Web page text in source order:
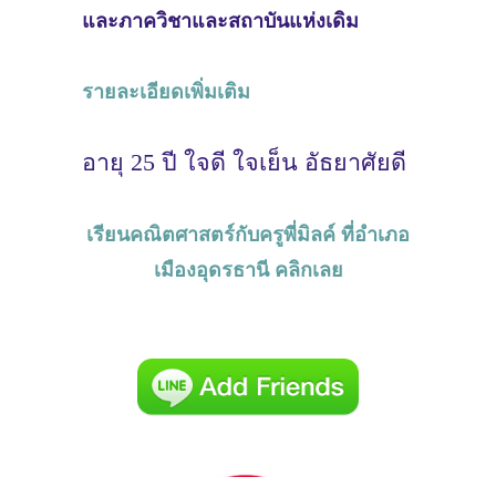
และภาควิชาและสถาบันแห่งเดิม
รายละเอียดเพิ่มเติม
อายุ 25 ปี ใจดี ใจเย็น อัธยาศัยดี
เรียนคณิตศาสตร์กับครูพี่มิลค์ ที่อำเภอ
เมืองอุดรธานี คลิกเลย